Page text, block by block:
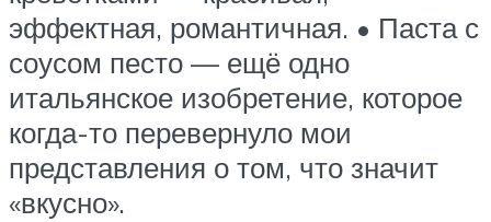
эффектная, романтичная. • Паста с
соусом песто — ещё одно
итальянское изобретение, которое
когда-то перевернуло мои
представления о том, что значит
«вкусно».